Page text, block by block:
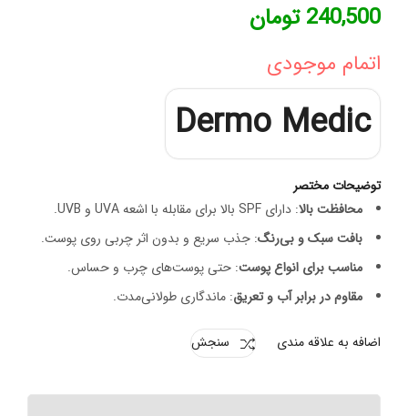
240,500 تومان
اتمام موجودی
Dermo Medic
توضیحات مختصر
محافظت بالا: دارای SPF بالا برای مقابله با اشعه UVA و UVB.
بافت سبک و بی‌رنگ: جذب سریع و بدون اثر چربی روی پوست.
مناسب برای انواع پوست: حتی پوست‌های چرب و حساس.
مقاوم در برابر آب و تعریق: ماندگاری طولانی‌مدت.
اضافه به علاقه مندی سنجش